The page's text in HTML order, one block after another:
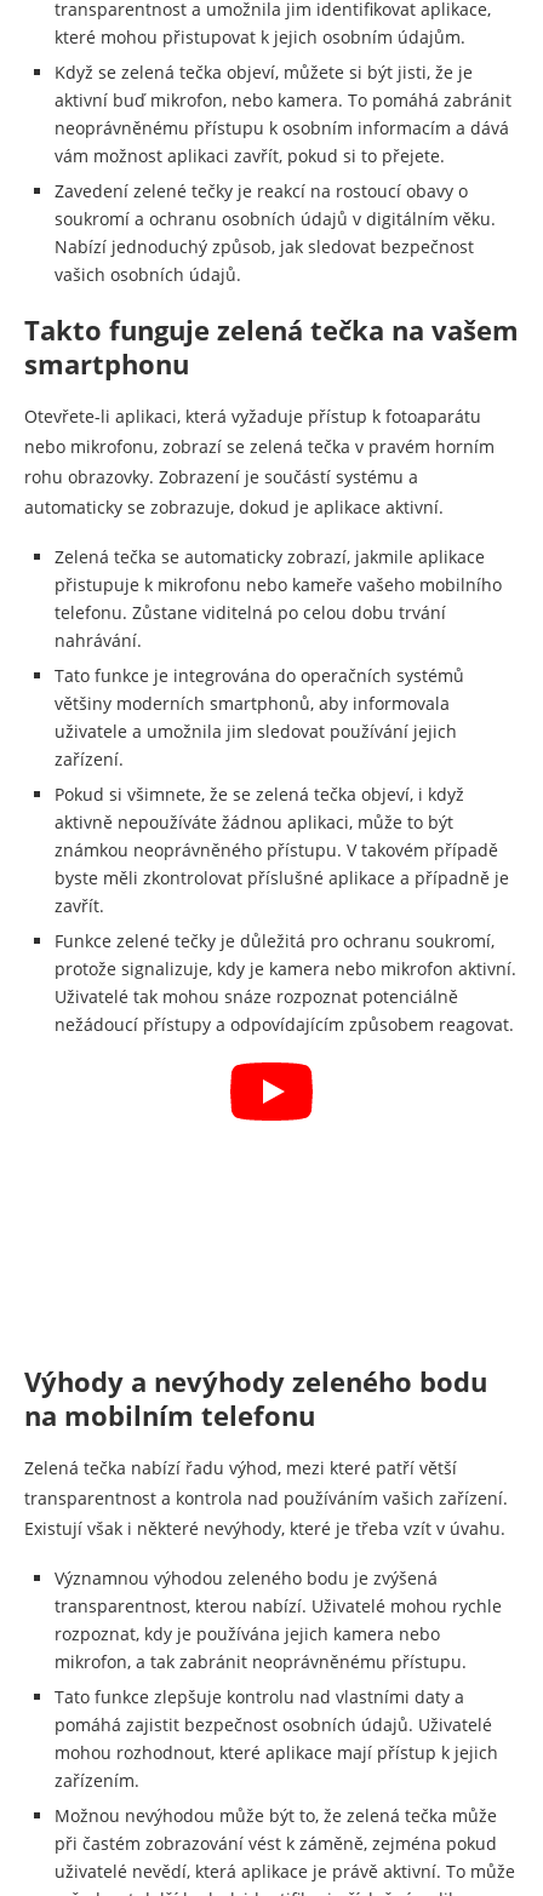
transparentnost a umožnila jim identifikovat aplikace,
které mohou přistupovat k jejich osobním údajům.
Když se zelená tečka objeví, můžete si být jisti, že je
aktivní buď mikrofon, nebo kamera. To pomáhá zabránit
neoprávněnému přístupu k osobním informacím a dává
vám možnost aplikaci zavřít, pokud si to přejete.
Zavedení zelené tečky je reakcí na rostoucí obavy o
soukromí a ochranu osobních údajů v digitálním věku.
Nabízí jednoduchý způsob, jak sledovat bezpečnost
vašich osobních údajů.
Takto funguje zelená tečka na vašem
smartphonu
Otevřete-li aplikaci, která vyžaduje přístup k fotoaparátu
nebo mikrofonu, zobrazí se zelená tečka v pravém horním
rohu obrazovky. Zobrazení je součástí systému a
automaticky se zobrazuje, dokud je aplikace aktivní.
Zelená tečka se automaticky zobrazí, jakmile aplikace
přistupuje k mikrofonu nebo kameře vašeho mobilního
telefonu. Zůstane viditelná po celou dobu trvání
nahrávání.
Tato funkce je integrována do operačních systémů
většiny moderních smartphonů, aby informovala
uživatele a umožnila jim sledovat používání jejich
zařízení.
Pokud si všimnete, že se zelená tečka objeví, i když
aktivně nepoužíváte žádnou aplikaci, může to být
známkou neoprávněného přístupu. V takovém případě
byste měli zkontrolovat příslušné aplikace a případně je
zavřít.
Funkce zelené tečky je důležitá pro ochranu soukromí,
protože signalizuje, kdy je kamera nebo mikrofon aktivní.
Uživatelé tak mohou snáze rozpoznat potenciálně
nežádoucí přístupy a odpovídajícím způsobem reagovat.
Výhody a nevýhody zeleného bodu
na mobilním telefonu
Zelená tečka nabízí řadu výhod, mezi které patří větší
transparentnost a kontrola nad používáním vašich zařízení.
Existují však i některé nevýhody, které je třeba vzít v úvahu.
Významnou výhodou zeleného bodu je zvýšená
transparentnost, kterou nabízí. Uživatelé mohou rychle
rozpoznat, kdy je používána jejich kamera nebo
mikrofon, a tak zabránit neoprávněnému přístupu.
Tato funkce zlepšuje kontrolu nad vlastními daty a
pomáhá zajistit bezpečnost osobních údajů. Uživatelé
mohou rozhodnout, které aplikace mají přístup k jejich
zařízením.
Možnou nevýhodou může být to, že zelená tečka může
při častém zobrazování vést k záměně, zejména pokud
uživatelé nevědí, která aplikace je právě aktivní. To může